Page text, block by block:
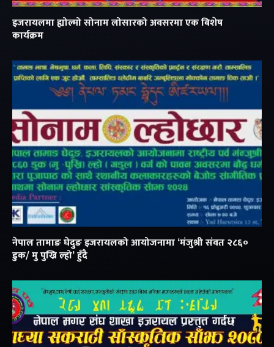
इजरायलमा ह्योल्मो सोनाम लोसारको अवसरमा एक बिशेष
कार्यक्रम
नेपाल तामाङ घेदुङ इजरायलको आयोजनामा ‘मंजुश्री संवत २८६०
डुक/ मु पुख्रि ल्हो’ हुँदै